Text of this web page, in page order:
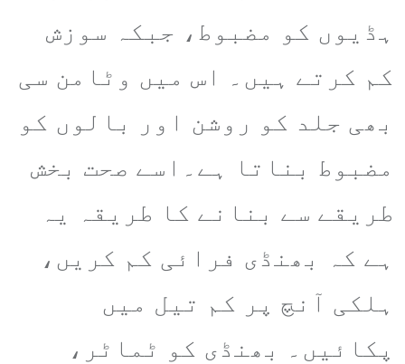
ہڈیوں کو مضبوط، جبکہ سوزش
کم کرتے ہیں۔ اس میں وٹامن سی
بھی جلد کو روشن اور بالوں کو
مضبوط بناتا ہے۔اسے صحت بخش
طریقے سے بنانے کا طریقہ یہ
ہے کہ بھنڈی فرائی کم کریں،
ہلکی آنچ پر کم تیل میں
پکائیں۔ بھنڈی کو ٹماٹر،